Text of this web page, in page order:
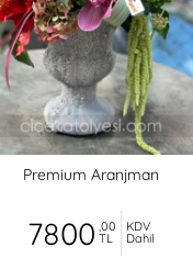
Premium Aranjman
7800 ,00
TL
KDV
Dahil